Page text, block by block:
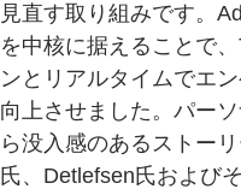
見直す取り組みです。
を中核に据えることで
ンとリアルタイムでエ
向上させました。パー
ら没入感のあるストー
氏、Detlefsen氏および